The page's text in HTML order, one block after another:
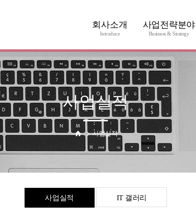
회사소개
Introduce
회사소개
연혁
사업소개
오시는길
사업전략분야
Business & Strategy
제품소개
협력업체
사업실적 IT 갤러리
사업실적
사업실적